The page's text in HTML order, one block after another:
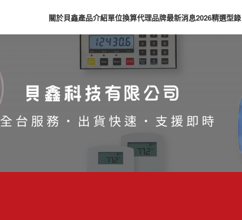
關於貝鑫產品介紹單位換算代理品牌最新消息2026精選型錄